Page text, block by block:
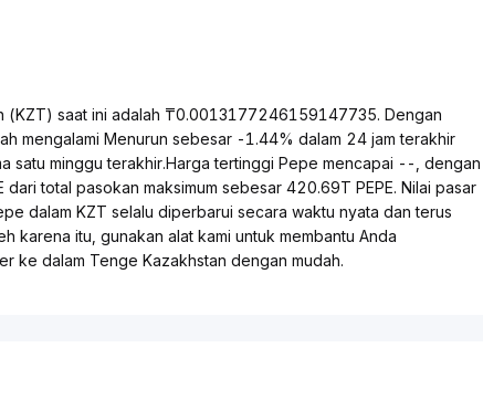
(KZT) saat ini adalah ₸0.0013177246159147735. Dengan
mengalami Menurun sebesar -1.44% dalam 24 jam terakhir
satu minggu terakhir.Harga tertinggi Pepe mencapai --, dengan
total pasokan maksimum sebesar 420.69T PEPE. Nilai pasar
dalam KZT selalu diperbarui secara waktu nyata dan terus
karena itu, gunakan alat kami untuk membantu Anda
ke dalam Tenge Kazakhstan dengan mudah.